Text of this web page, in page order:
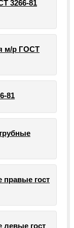
3266-81
м/р ГОСТ
81
правые гост
левые гост